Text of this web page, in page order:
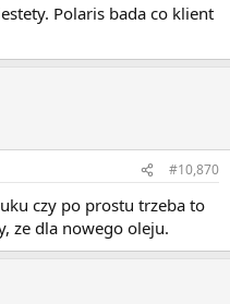
Polaris bada co klient
#10,870
czy po prostu trzeba to
ze dla nowego oleju.